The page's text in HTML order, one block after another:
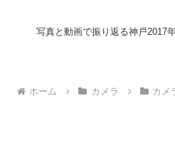
写真と動画で振り返る神戸2017
ホーム カメラ カメ